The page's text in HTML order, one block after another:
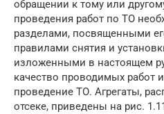
обращении к тому или
проведения работ по ТО
разделами, посвященными
правилами снятия и
изложенными в настоящем
качество проводимых работ
проведение ТО. Агрегаты,
отсеке, приведены на рис.